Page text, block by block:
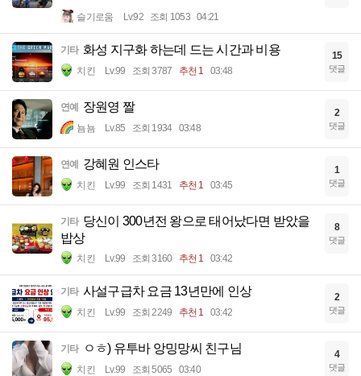
슬기로움 Lv.92 조회 1053 04:21
기타 화성 지구화 하는데 드는 시간과 비용
치킨 Lv.99 조회 3787 추천 1 03:48
15
댓글
연예 장원영 짤
뇸뇸 Lv.85 조회 1934 03:48
2
댓글
연예 강혜원 인스타
치킨 Lv.99 조회 1431 추천 1 03:45
1
댓글
기타 당신이 300년전 왕으로 태어났다면 받았을
밥상
치킨 Lv.99 조회 3160 추천 1 03:42
8
댓글
기타 사설구급차 요금 13년만에 인상
치킨 Lv.99 조회 2249 추천 1 03:42
2
댓글
기타 ㅇㅎ) 유투바 앙밍망씨 친구님
치킨 Lv.99 조회 5065 03:40
4
댓글